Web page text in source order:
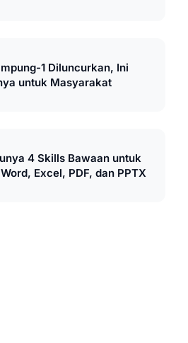
1 Diluncurkan, Ini
untuk Masyarakat
4 Skills Bawaan untuk
Excel, PDF, dan PPTX